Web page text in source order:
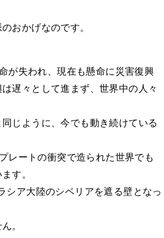
おかげなのです。
が失われ、現在も懸命に災害復興
遅々として進まず、世界中の人々
じように、今でも動き続けている
レートの衝突で造られた世界でも
す。
シア大陸のシベリアを遮る壁となっ
。